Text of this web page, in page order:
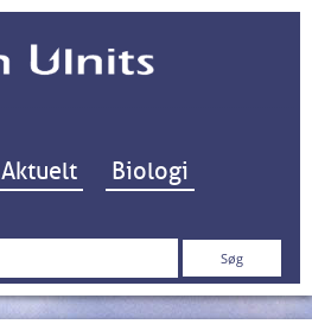
Hop til indhold
Aktuelt Biologi